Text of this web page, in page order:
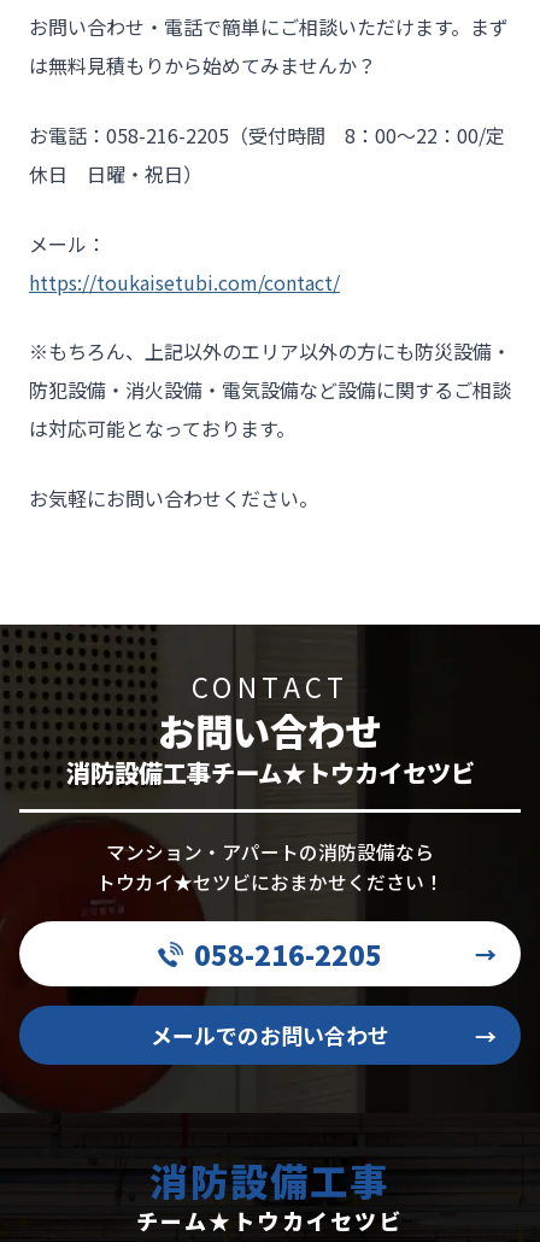
お問い合わせ・電話で簡単にご相談いただけます。まず
は無料見積もりから始めてみませんか？
お電話：058-216-2205（受付時間 8：00～22：00/定
休日 日曜・祝日）
メール：
https://toukaisetubi.com/contact/
※もちろん、上記以外のエリア以外の方にも防災設備・
防犯設備・消火設備・電気設備など設備に関するご相談
は対応可能となっております。
お気軽にお問い合わせください。
CONTACT
お問い合わせ
消防設備工事チーム★トウカイセツビ
マンション・アパートの消防設備なら
トウカイ★セツビにおまかせください！
058-216-2205 →
メールでのお問い合わせ →
消防設備工事
チーム★トウカイセツビ